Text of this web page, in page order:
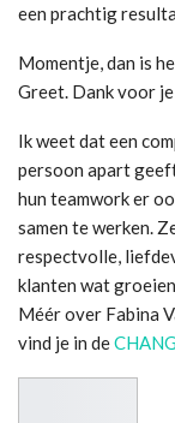
een prachtig
Momentje, dan is
Greet. Dank voor
Ik weet dat een
persoon apart
hun teamwork er
samen te werken.
respectvolle,
klanten wat
Méér over Fabina
vind je in de